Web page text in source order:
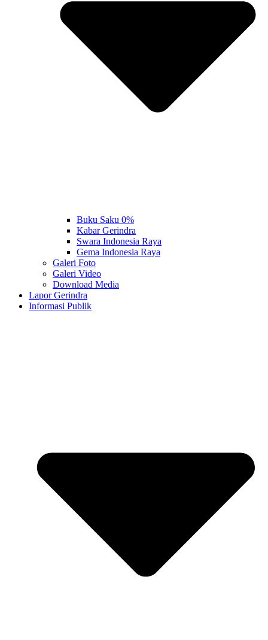
Buku Saku 0%
Kabar Gerindra
Swara Indonesia Raya
Gema Indonesia Raya
Galeri Foto
Galeri Video
Download Media
Lapor Gerindra
Informasi Publik